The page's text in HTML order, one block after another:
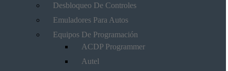
Desbloqueo De Controles
Emuladores Para Autos
Equipos De Programación
ACDP Programmer
Autel